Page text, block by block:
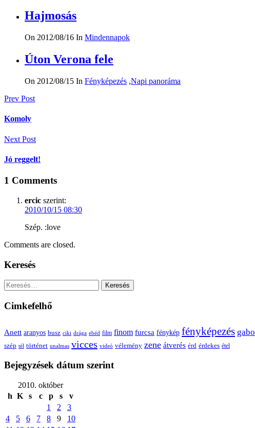
Hajmosás
On 2012/08/16 In Mindennapok
Úton Verona fele
On 2012/08/15 In Fényképezés ,Napi panoráma
Bejegyzés
navigáció
Prev Post
Komoly
Next Post
Jó reggelt!
1 Comments
ercic szerint:
2010/10/15 08:30
Szép. :love
Comments are closed.
Keresés
Keresés:
Cimkefelhő
Anett aranyos busz ciki drága ebéd film finom furcsa fénykép fényképezés gabo
szép tél történet unalmas vicces videó vélemény zene átverés érd érdekes étel
Bejegyzések dátum szerint
2010. október
h K s c p s
v
1
2
3
4
5 6 7 8 9
10